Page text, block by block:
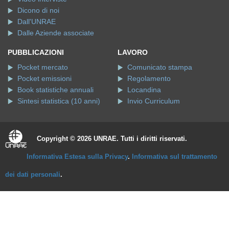
Dicono di noi
Dall'UNRAE
Dalle Aziende associate
PUBBLICAZIONI
Pocket mercato
Pocket emissioni
Book statistiche annuali
Sintesi statistica (10 anni)
LAVORO
Comunicato stampa
Regolamento
Locandina
Invio Curriculum
Copyright © 2026 UNRAE. Tutti i diritti riservati.
Informativa Estesa sulla Privacy. Informativa sul trattamento
dei dati personali.